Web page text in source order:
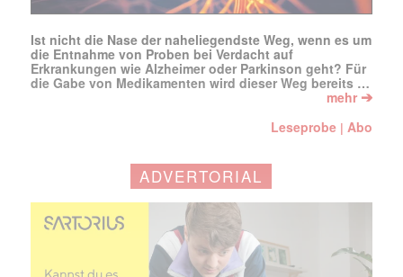
Ist nicht die Nase der naheliegendste Weg, wenn es um
die Entnahme von Proben bei Verdacht auf
Erkrankungen wie Alzheimer oder Parkinson geht? Für
die Gabe von Medikamenten wird dieser Weg bereits …
mehr ➔
Leseprobe |Abo
ADVERTORIAL